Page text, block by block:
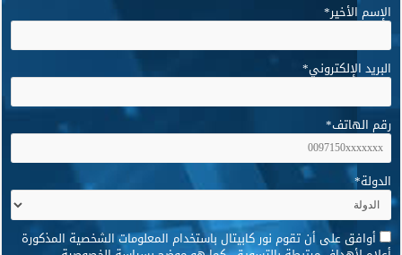
الإسم الأخير*
البريد الإلكتروني*
رقم الهاتف*
الدولة*
* أوافق على أن تقوم نور كابيتال باستخدام المعلومات الشخصية المذكورة